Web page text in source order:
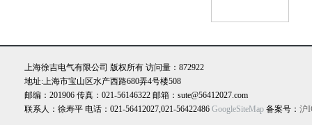
上海徐吉电气有限公司 版权所有 访问量：872922
地址:上海市宝山区水产西路680弄4号楼508
邮编：201906 传真：021-56146322 邮箱：sute@56412027.com
联系人：徐寿平 电话：021-56412027,021-56422486 GoogleSiteMap 备案号： 沪